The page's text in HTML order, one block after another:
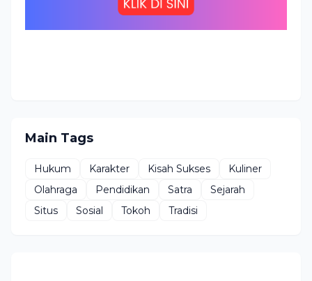
Main Tags
Hukum Karakter Kisah Sukses
Kuliner
Olahraga
Pendidikan Satra
Sejarah
Situs
Sosial Tokoh Tradisi